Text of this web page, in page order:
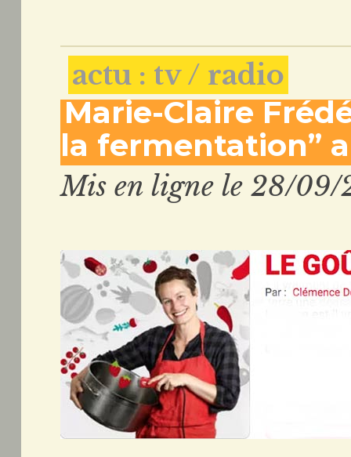
actu : tv / radio
Marie-Claire
la fermentation”
Mis en ligne le 28/09/